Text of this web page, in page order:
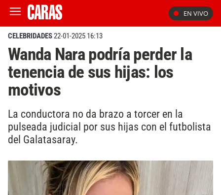
EN VIVO
CELEBRIDADES22-01-2025 16:13
Wanda Nara podría perder la
tenencia de sus hijas: los
motivos
La conductora no da brazo a torcer en la
pulseada judicial por sus hijas con el futbolista
del Galatasaray.